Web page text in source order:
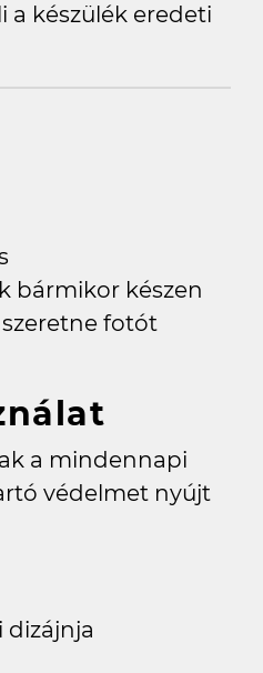
készülék eredeti
bármikor készen
fotót
a mindennapi
védelmet nyújt
dizájnja